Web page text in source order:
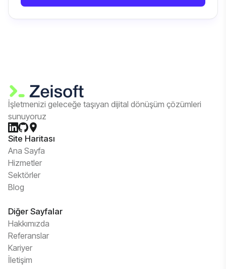
İşletmenizi geleceğe taşıyan dijital dönüşüm çözümleri
sunuyoruz
Site Haritası
Ana Sayfa
Hizmetler
Sektörler
Blog
Diğer Sayfalar
Hakkımızda
Referanslar
Kariyer
İletişim